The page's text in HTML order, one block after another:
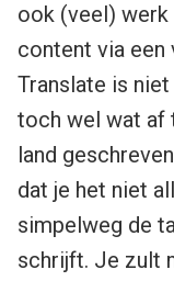
ook (veel) werk
content via
Translate is
toch wel wat af
land
dat je het niet
simpelweg de
schrijft. Je zult